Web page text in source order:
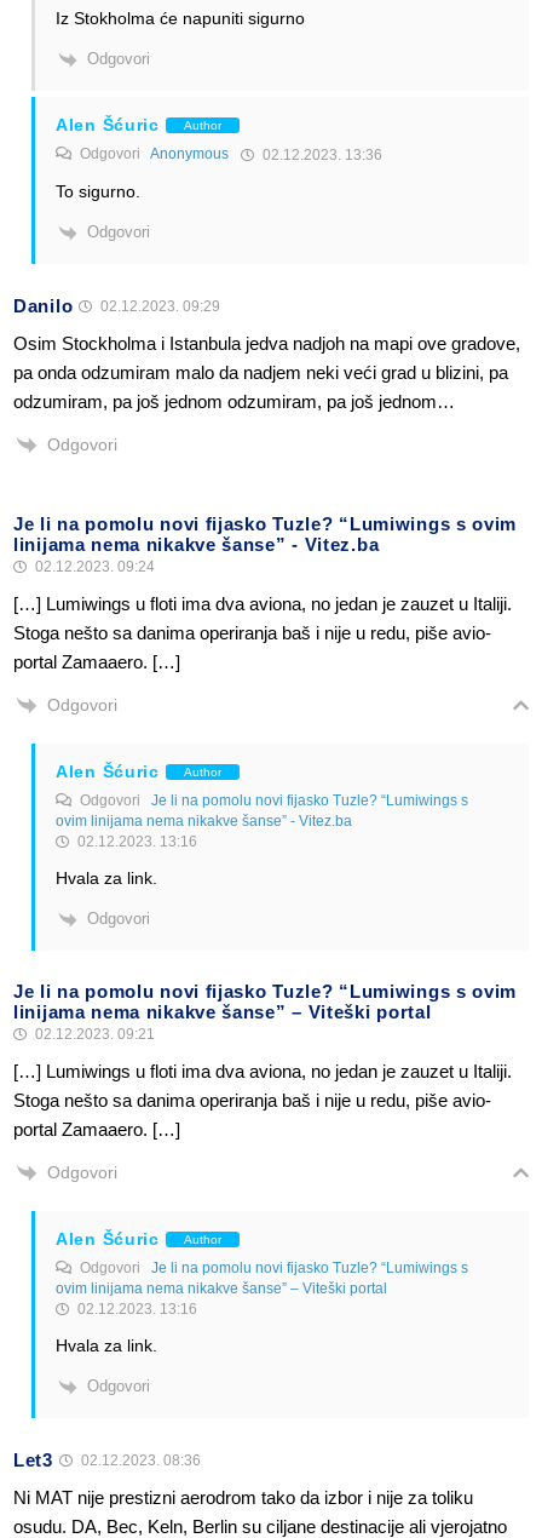
Iz Stokholma će napuniti sigurno
Odgovori
Alen Šćuric Author
Odgovori Anonymous 02.12.2023. 13:36
To sigurno.
Odgovori
Danilo 02.12.2023. 09:29
Osim Stockholma i Istanbula jedva nadjoh na mapi ove gradove,
pa onda odzumiram malo da nadjem neki veći grad u blizini, pa
odzumiram, pa još jednom odzumiram, pa još jednom…
Odgovori
Je li na pomolu novi fijasko Tuzle? “Lumiwings s ovim
linijama nema nikakve šanse” - Vitez.ba
02.12.2023. 09:24
[…] Lumiwings u floti ima dva aviona, no jedan je zauzet u Italiji.
Stoga nešto sa danima operiranja baš i nije u redu, piše avio-
portal Zamaaero. […]
Odgovori
Alen Šćuric Author
Odgovori Je li na pomolu novi fijasko Tuzle? “Lumiwings s
ovim linijama nema nikakve šanse” - Vitez.ba
02.12.2023. 13:16
Hvala za link.
Odgovori
Je li na pomolu novi fijasko Tuzle? “Lumiwings s ovim
linijama nema nikakve šanse” – Viteški portal
02.12.2023. 09:21
[…] Lumiwings u floti ima dva aviona, no jedan je zauzet u Italiji.
Stoga nešto sa danima operiranja baš i nije u redu, piše avio-
portal Zamaaero. […]
Odgovori
Alen Šćuric Author
Odgovori Je li na pomolu novi fijasko Tuzle? “Lumiwings s
ovim linijama nema nikakve šanse” – Viteški portal
02.12.2023. 13:16
Hvala za link.
Odgovori
Let3 02.12.2023. 08:36
Ni MAT nije prestizni aerodrom tako da izbor i nije za toliku
osudu. DA, Bec, Keln, Berlin su ciljane destinacije ali vjerojatno